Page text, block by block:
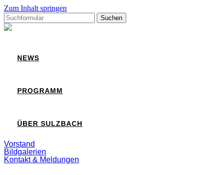
Zum Inhalt springen
Suchen
nach:
Sulzbach
NEWS
PROGRAMM
ÜBER SULZBACH
Vorstand
Bildgalerien
Kontakt & Meldungen